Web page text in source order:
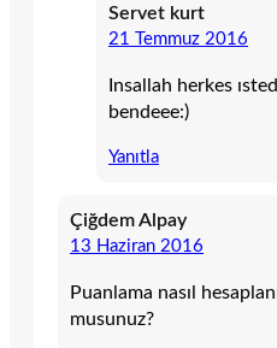
Servet kurt
21 Temmuz 2016
Insallah herkes
bendeee:)
Yanıtla
Çiğdem Alpay
13 Haziran 2016
Puanlama nasıl
musunuz?